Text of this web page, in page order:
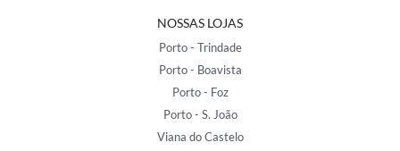
NOSSAS LOJAS
Porto - Trindade
Porto - Boavista
Porto - Foz
Porto - S. João
Viana do Castelo